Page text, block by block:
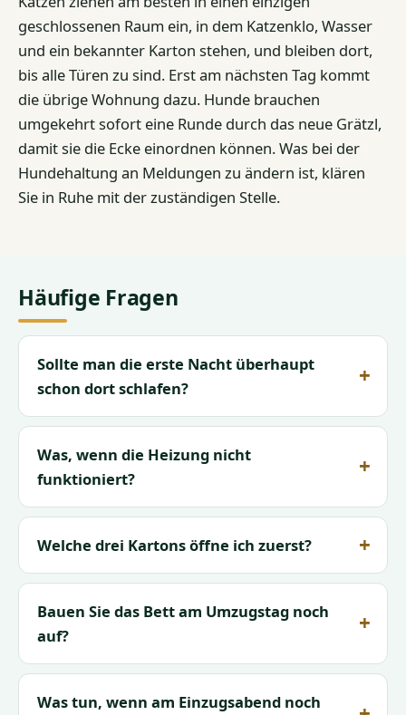
geschlossenen Raum ein, in dem Katzenklo, Wasser
und ein bekannter Karton stehen, und bleiben dort,
bis alle Türen zu sind. Erst am nächsten Tag kommt
die übrige Wohnung dazu. Hunde brauchen
umgekehrt sofort eine Runde durch das neue Grätzl,
damit sie die Ecke einordnen können. Was bei der
Hundehaltung an Meldungen zu ändern ist, klären
Sie in Ruhe mit der zuständigen Stelle.
Häufige Fragen
Sollte man die erste Nacht überhaupt
schon dort schlafen?
Was, wenn die Heizung nicht
funktioniert?
Welche drei Kartons öffne ich zuerst?
Bauen Sie das Bett am Umzugstag noch
auf?
Was tun, wenn am Einzugsabend noch